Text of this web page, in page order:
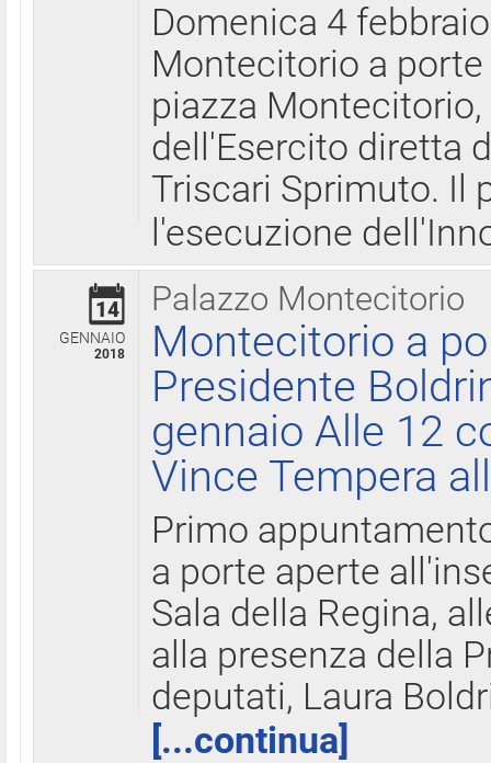
Domenica 4
Montecitorio a
piazza
dell'Esercito diretta
Triscari Sprimuto. Il
l'esecuzione
Palazzo Montecitorio
14
GENNAIO
2018
Montecitorio a
Presidente
gennaio Alle 12
Vince Tempera
Primo
a porte aperte
Sala della Regina,
alla presenza della
deputati, Laura
[...continua]